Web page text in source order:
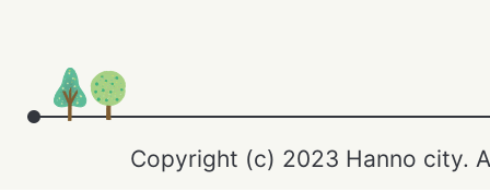
Copyright (c) 2023 Hanno city.